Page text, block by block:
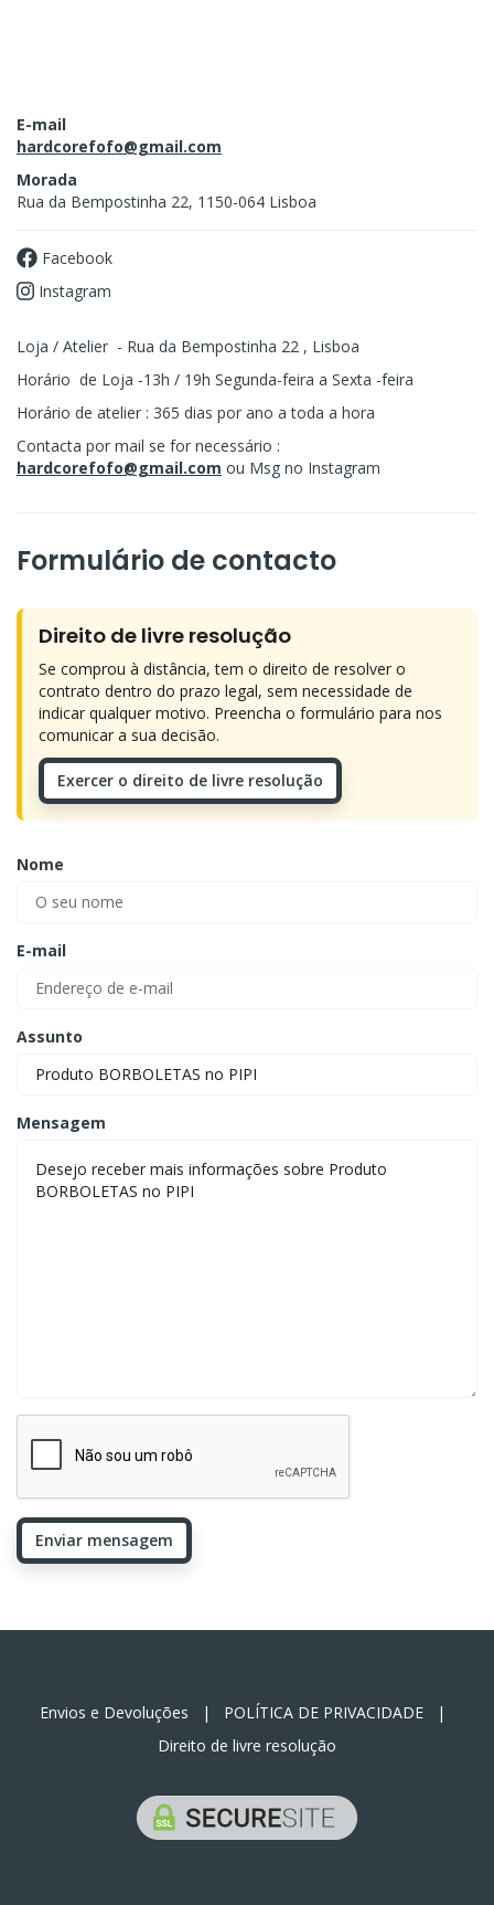
E-mail
hardcorefofo@gmail.com
Morada
Rua da Bempostinha 22, 1150-064 Lisboa
Facebook
Instagram
Loja / Atelier - Rua da Bempostinha 22 , Lisboa
Horário de Loja -13h / 19h Segunda-feira a Sexta -feira
Horário de atelier : 365 dias por ano a toda a hora
Contacta por mail se for necessário :
hardcorefofo@gmail.com ou Msg no Instagram
Formulário de contacto
Direito de livre resolução
Se comprou à distância, tem o direito de resolver o
contrato dentro do prazo legal, sem necessidade de
indicar qualquer motivo. Preencha o formulário para nos
comunicar a sua decisão.
Exercer o direito de livre resolução
Nome
E-mail
Assunto
Mensagem
Enviar mensagem
Envios e Devoluções | POLÍTICA DE PRIVACIDADE |
Direito de livre resolução